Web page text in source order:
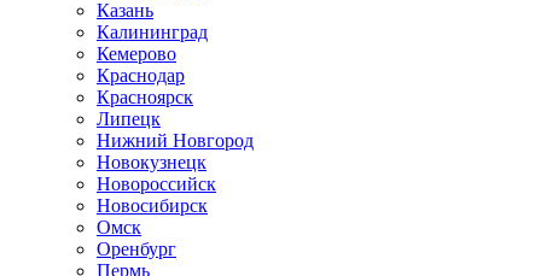
Казань
Калининград
Кемерово
Краснодар
Красноярск
Липецк
Нижний Новгород
Новокузнецк
Новороссийск
Новосибирск
Омск
Оренбург
Пермь